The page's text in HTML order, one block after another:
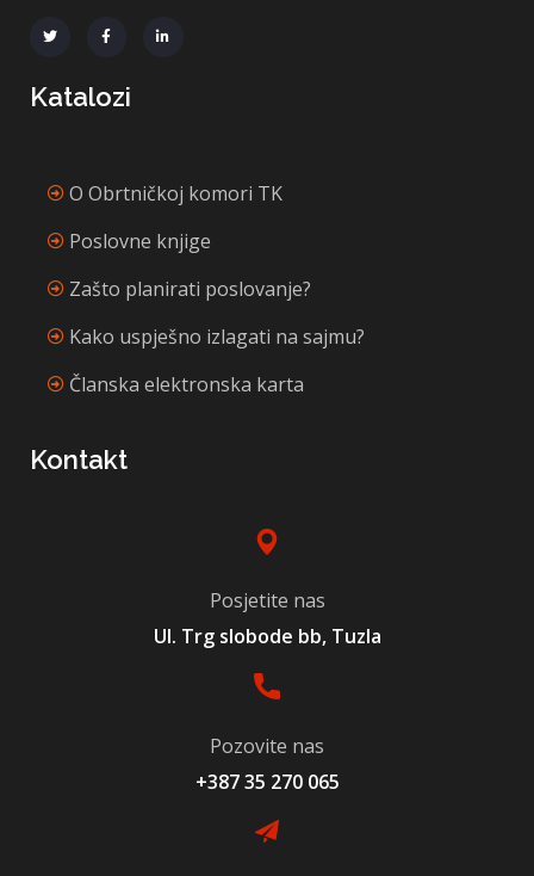
Katalozi
O Obrtničkoj komori TK
Poslovne knjige
Zašto planirati poslovanje?
Kako uspješno izlagati na sajmu?
Članska elektronska karta
Kontakt
Posjetite nas
Ul. Trg slobode bb, Tuzla
Pozovite nas
+387 35 270 065